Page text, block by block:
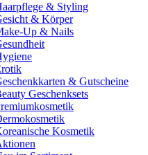
& Styling
& Körper
Up & Nails
& Gutscheine
Geschenksets
Kosmetik